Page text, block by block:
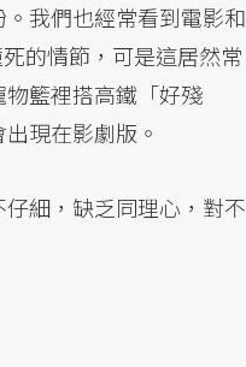
我們也經常看到電影和
的情節，可是這居然常
籃裡搭高鐵「好殘
現在影劇版。
細，缺乏同理心，對不